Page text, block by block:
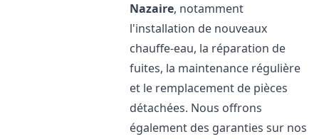
Nazaire, notamment
l'installation de nouveaux
chauffe-eau, la réparation de
fuites, la maintenance régulière
et le remplacement de pièces
détachées. Nous offrons
également des garanties sur nos